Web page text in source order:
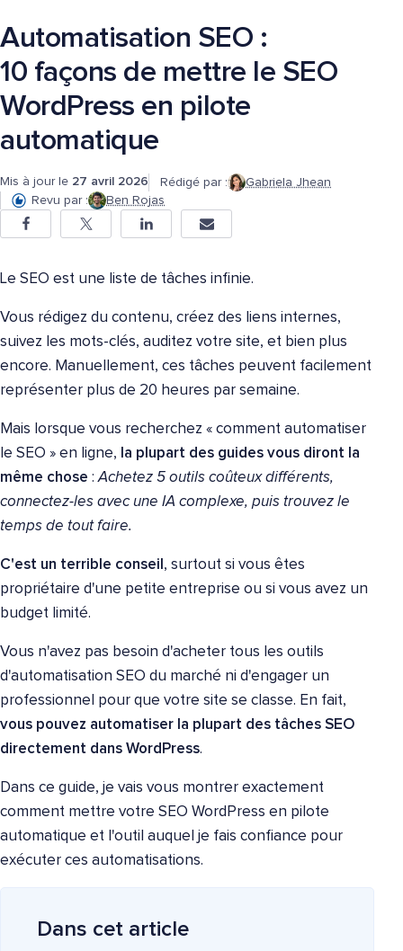
Automatisation SEO :
10 façons de mettre le SEO
WordPress en pilote
automatique
Mis à jour le 27 avril 2026 Rédigé par :
Gabriela Jhean
Revu par :
Ben Rojas
Le SEO est une liste de tâches infinie.
Vous rédigez du contenu, créez des liens internes,
suivez les mots-clés, auditez votre site, et bien plus
encore. Manuellement, ces tâches peuvent facilement
représenter plus de 20 heures par semaine.
Mais lorsque vous recherchez « comment automatiser
le SEO » en ligne, la plupart des guides vous diront la
même chose :Achetez 5 outils coûteux différents,
connectez-les avec une IA complexe, puis trouvez le
temps de tout faire.
C'est un terrible conseil , surtout si vous êtes
propriétaire d'une petite entreprise ou si vous avez un
budget limité.
Vous n'avez pas besoin d'acheter tous les outils
d'automatisation SEO du marché ni d'engager un
professionnel pour que votre site se classe. En fait,
vous pouvez automatiser la plupart des tâches SEO
directement dans WordPress.
Dans ce guide, je vais vous montrer exactement
comment mettre votre SEO WordPress en pilote
automatique et l'outil auquel je fais confiance pour
exécuter ces automatisations.
Dans cet article